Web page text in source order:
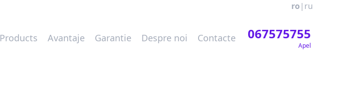
ro | ru
Products Avantaje Garantie Despre noi Contacte 067575755
Apel